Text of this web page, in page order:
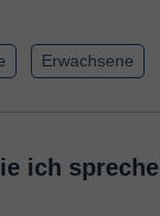
Erwachsene
ich spreche